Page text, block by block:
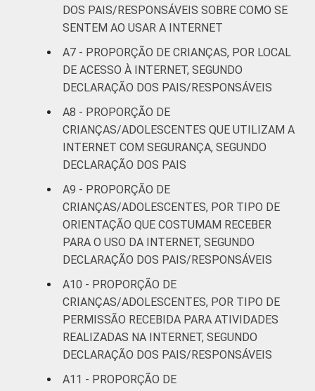
DE 19
¹Base: 2 261 usuários de Internet de 9 a 17
anos. Respostas múltiplas e
estimuladas.Dados coletados entre
setembro de 2013 e janeiro de 2014.
Fonte: NIC.br - set/2013 a jan/2014
DOS PAIS/RESPONSÁVEIS SOBRE COMO SE
SENTEM AO USAR A INTERNET
A7 - PROPORÇÃO DE CRIANÇAS, POR LOCAL
DE ACESSO À INTERNET, SEGUNDO
DECLARAÇÃO DOS PAIS/RESPONSÁVEIS
A8 - PROPORÇÃO DE
CRIANÇAS/ADOLESCENTES QUE UTILIZAM A
INTERNET COM SEGURANÇA, SEGUNDO
DECLARAÇÃO DOS PAIS
A9 - PROPORÇÃO DE
CRIANÇAS/ADOLESCENTES, POR TIPO DE
ORIENTAÇÃO QUE COSTUMAM RECEBER
PARA O USO DA INTERNET, SEGUNDO
DECLARAÇÃO DOS PAIS/RESPONSÁVEIS
A10 - PROPORÇÃO DE
CRIANÇAS/ADOLESCENTES, POR TIPO DE
PERMISSÃO RECEBIDA PARA ATIVIDADES
REALIZADAS NA INTERNET, SEGUNDO
DECLARAÇÃO DOS PAIS/RESPONSÁVEIS
A11 - PROPORÇÃO DE